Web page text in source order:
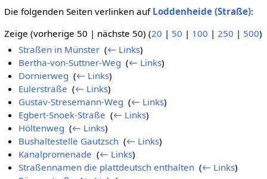
Die folgenden Seiten verlinken auf Loddenheide (Straße):
Zeige (vorherige 50 | nächste 50) (20 | 50 | 100 | 250 | 500)
Straßen in Münster ‎(← Links)
Bertha-von-Suttner-Weg ‎(← Links)
Dornierweg ‎(← Links)
Eulerstraße ‎(← Links)
Gustav-Stresemann-Weg ‎(← Links)
Egbert-Snoek-Straße ‎(← Links)
Höltenweg ‎(← Links)
Bushaltestelle Gautzsch ‎(← Links)
Kanalpromenade ‎(← Links)
Straßennamen die plattdeutsch enthalten ‎(← Links)